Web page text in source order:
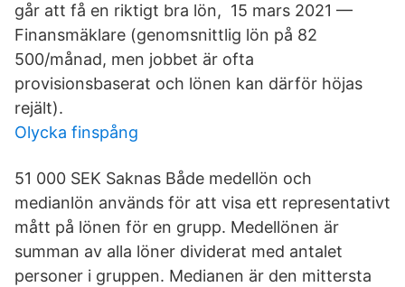
går att få en riktigt bra lön, 15 mars 2021 —
Finansmäklare (genomsnittlig lön på 82
500/månad, men jobbet är ofta
provisionsbaserat och lönen kan därför höjas
rejält).
Olycka finspång
51 000 SEK Saknas Både medellön och
medianlön används för att visa ett representativt
mått på lönen för en grupp. Medellönen är
summan av alla löner dividerat med antalet
personer i gruppen. Medianen är den mittersta